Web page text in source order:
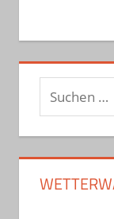
Suchen
nach: